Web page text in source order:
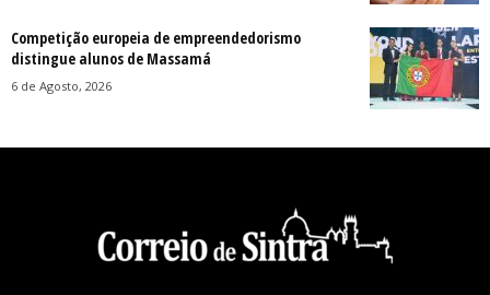
Competição europeia de empreendedorismo
distingue alunos de Massamá
6 de Agosto, 2026